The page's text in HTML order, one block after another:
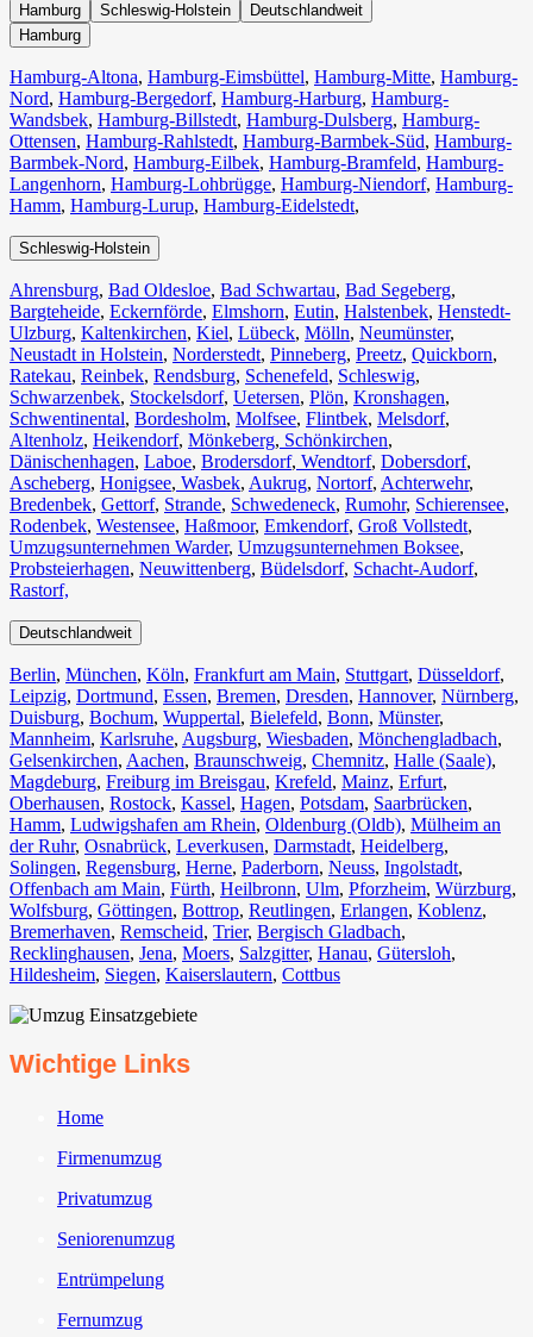
Hamburg Schleswig-Holstein
Deutschlandweit
Hamburg
Hamburg-Altona, Hamburg-Eimsbüttel, Hamburg-Mitte, Hamburg-
Nord, Hamburg-Bergedorf, Hamburg-Harburg, Hamburg-
Wandsbek, Hamburg-Billstedt, Hamburg-Dulsberg, Hamburg-
Ottensen, Hamburg-Rahlstedt, Hamburg-Barmbek-Süd, Hamburg-
Barmbek-Nord, Hamburg-Eilbek, Hamburg-Bramfeld, Hamburg-
Langenhorn, Hamburg-Lohbrügge, Hamburg-Niendorf, Hamburg-
Hamm, Hamburg-Lurup, Hamburg-Eidelstedt,
Schleswig-Holstein
Ahrensburg, Bad Oldesloe, Bad Schwartau, Bad Segeberg,
Bargteheide, Eckernförde, Elmshorn, Eutin, Halstenbek, Henstedt-
Ulzburg, Kaltenkirchen, Kiel, Lübeck, Mölln, Neumünster,
Neustadt in Holstein, Norderstedt, Pinneberg, Preetz, Quickborn,
Ratekau, Reinbek, Rendsburg, Schenefeld, Schleswig,
Schwarzenbek, Stockelsdorf, Uetersen, Plön, Kronshagen,
Schwentinental, Bordesholm, Molfsee, Flintbek, Melsdorf,
Altenholz, Heikendorf, Mönkeberg, Schönkirchen,
Dänischenhagen, Laboe, Brodersdorf, Wendtorf, Dobersdorf,
Ascheberg, Honigsee, Wasbek, Aukrug, Nortorf, Achterwehr,
Bredenbek, Gettorf, Strande, Schwedeneck, Rumohr, Schierensee,
Rodenbek, Westensee, Haßmoor, Emkendorf, Groß Vollstedt,
Umzugsunternehmen Warder, Umzugsunternehmen Boksee,
Probsteierhagen, Neuwittenberg, Büdelsdorf, Schacht-Audorf,
Rastorf,
Deutschlandweit
Berlin⁠, München, Köln⁠, Frankfurt am Main, Stuttgart, Düsseldorf,
Leipzig, Dortmund, Essen, Bremen, Dresden, Hannover, Nürnberg,
Duisburg⁠, Bochum, Wuppertal⁠, Bielefeld⁠, Bonn⁠, Münster⁠,
Mannheim, Karlsruhe, Augsburg, Wiesbaden⁠, Mönchengladbach⁠,
Gelsenkirchen⁠, Aachen⁠, Braunschweig, Chemnitz⁠, Halle (Saale)⁠,
Magdeburg, Freiburg im Breisgau⁠, Krefeld⁠, Mainz⁠, Erfurt,
Oberhausen⁠, Rostock⁠, Kassel⁠, Hagen, Potsdam, Saarbrücken⁠,
Hamm, Ludwigshafen am Rhein⁠, Oldenburg (Oldb), Mülheim an
der Ruhr, Osnabrück⁠, Leverkusen, Darmstadt⁠, Heidelberg,
Solingen, Regensburg, Herne⁠, Paderborn, Neuss, Ingolstadt,
Offenbach am Main, Fürth⁠, Heilbronn, Ulm⁠, Pforzheim, Würzburg,
Wolfsburg⁠, Göttingen, Bottrop, Reutlingen, Erlangen⁠, Koblenz,
Bremerhaven⁠, Remscheid, Trier⁠, Bergisch Gladbach,
Recklinghausen, Jena⁠, Moers⁠, Salzgitter⁠, Hanau, Gütersloh,
Hildesheim⁠, Siegen⁠, Kaiserslautern⁠, Cottbus⁠
Wichtige Links
Home
Firmenumzug
Privatumzug
Seniorenumzug
Entrümpelung
Fernumzug